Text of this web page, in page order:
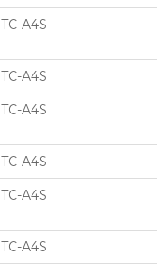
TC-A4S
TC-A4S
TC-A4S
TC-A4S
TC-A4S
TC-A4S